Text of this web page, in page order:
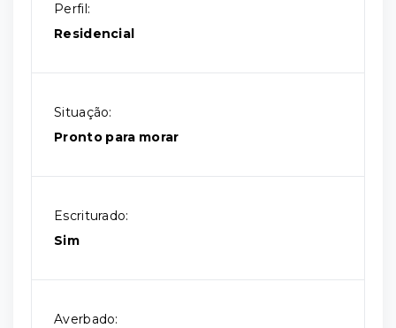
Perfil:
Residencial
Situação:
Pronto para morar
Escriturado:
Sim
Averbado: